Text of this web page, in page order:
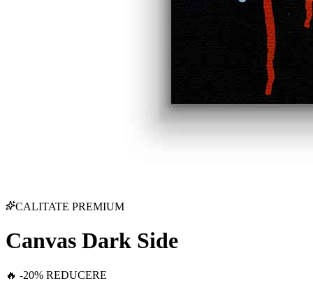
CALITATE PREMIUM
Canvas Dark Side
🔥 -20% REDUCERE